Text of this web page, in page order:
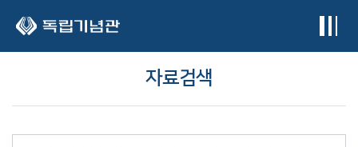
자료검색